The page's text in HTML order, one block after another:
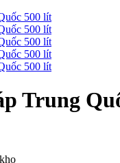
Trung